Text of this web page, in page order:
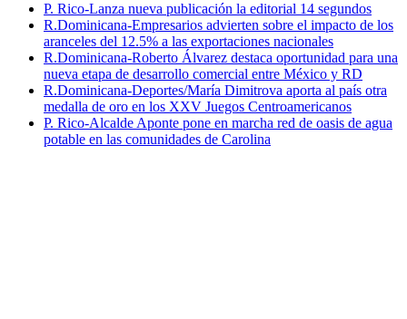
P. Rico-Lanza nueva publicación la editorial 14 segundos
R.Dominicana-Empresarios advierten sobre el impacto de los
aranceles del 12.5% a las exportaciones nacionales
R.Dominicana-Roberto Álvarez destaca oportunidad para una
nueva etapa de desarrollo comercial entre México y RD
R.Dominicana-Deportes/María Dimitrova aporta al país otra
medalla de oro en los XXV Juegos Centroamericanos
P. Rico-Alcalde Aponte pone en marcha red de oasis de agua
potable en las comunidades de Carolina